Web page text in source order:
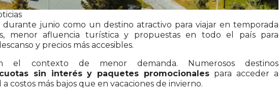
durante junio como un destino atractivo para viajar en temporada
menor afluencia turística y propuestas en todo el país para
y precios más accesibles.
el contexto de menor demanda. Numerosos destinos
sin interés y paquetes promocionales para acceder a
costos más bajos que en vacaciones de invierno.